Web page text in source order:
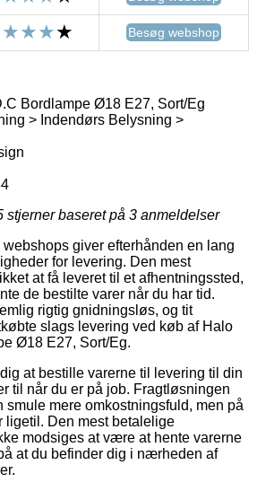
Besøg webshop
Bordlampe Ø18 E27, Sort/Eg
> Indendørs Belysning >
stjerner baseret på 3 anmeldelser
giver efterhånden en lang
for levering. Den mest
at få leveret til et afhentningssted,
de bestilte varer når du har tid.
rigtig gnidningsløs, og tit
slags levering ved køb af Halo
Ø18 E27, Sort/Eg.
at bestille varerne til levering til din
til når du er på job. Fragtløsningen
smule mere omkostningsfuld, men på
ligetil. Den mest betalelige
modsiges at være at hente varerne
at du befinder dig i nærheden af